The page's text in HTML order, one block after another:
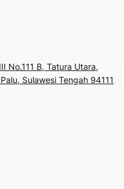
No.111 B, Tatura Utara,
Sulawesi Tengah 94111